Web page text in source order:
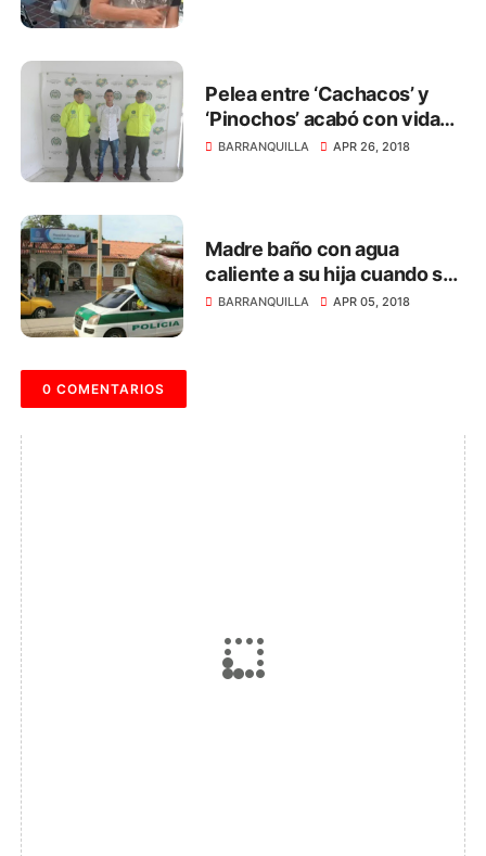
Pelea entre ‘Cachacos’ y
‘Pinochos’ acabó con vida
de niño venezolano
BARRANQUILLA APR 26, 2018
Madre baño con agua
caliente a su hija cuando se
enteró que no era señorita
BARRANQUILLA APR 05, 2018
0 COMENTARIOS